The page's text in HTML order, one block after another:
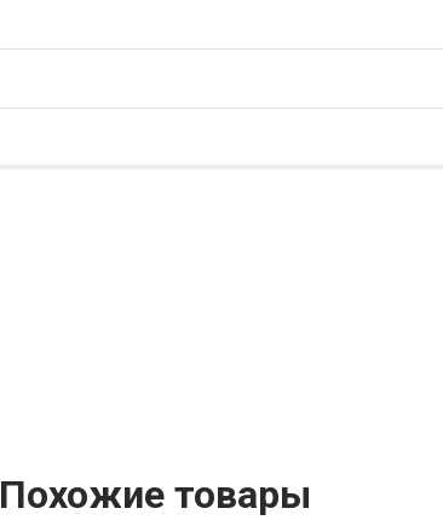
Похожие товары